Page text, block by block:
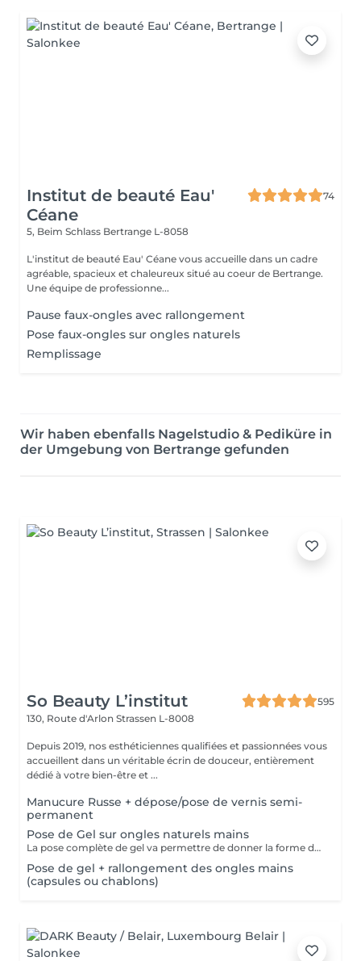
Institut de beauté Eau'
Céane
74
5, Beim Schlass Bertrange L-8058
L'institut de beauté Eau' Céane vous accueille dans un cadre
agréable, spacieux et chaleureux situé au coeur de Bertrange.
Une équipe de professionne...
Pause faux-ongles avec rallongement
Pose faux-ongles sur ongles naturels
Remplissage
Wir haben ebenfalls Nagelstudio & Pediküre in
der Umgebung von Bertrange gefunden
So Beauty L’institut
595
130, Route d'Arlon Strassen L-8008
Depuis 2019, nos esthéticiennes qualifiées et passionnées vous
accueillent dans un véritable écrin de douceur, entièrement
dédié à votre bien-être et ...
Manucure Russe + dépose/pose de vernis semi-
permanent
Pose de Gel sur ongles naturels mains
La pose complète de gel va permettre de donner la forme désirée en rallongeant (ou pas) les ongles (préalablement préparés) soit par la technique du chablon (rallongement au gel) soit par les capsules. Ensuite vient la pose du gel qui sera façonné et enfin la pose de la couleur ou de la French.
Pose de gel + rallongement des ongles mains
(capsules ou chablons)